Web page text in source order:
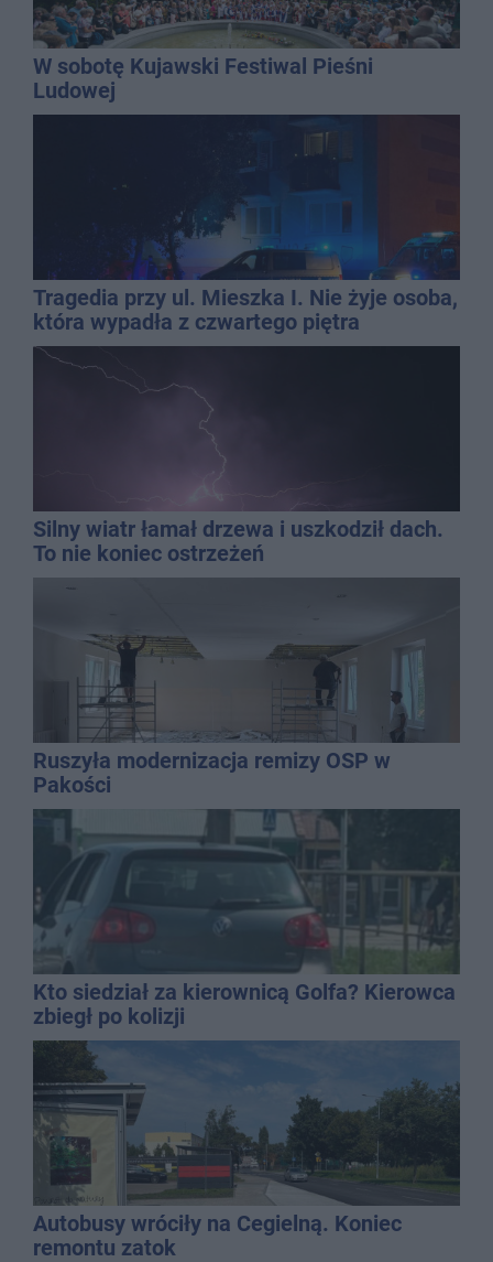
W sobotę Kujawski Festiwal Pieśni
Ludowej
Tragedia przy ul. Mieszka I. Nie żyje osoba,
która wypadła z czwartego piętra
Silny wiatr łamał drzewa i uszkodził dach.
To nie koniec ostrzeżeń
Ruszyła modernizacja remizy OSP w
Pakości
Kto siedział za kierownicą Golfa? Kierowca
zbiegł po kolizji
Autobusy wróciły na Cegielną. Koniec
remontu zatok